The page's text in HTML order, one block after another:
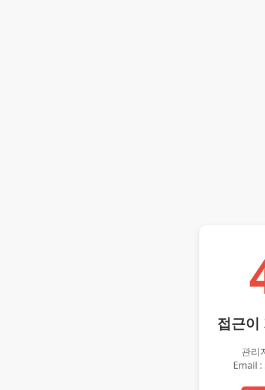
접근이
관리
Email